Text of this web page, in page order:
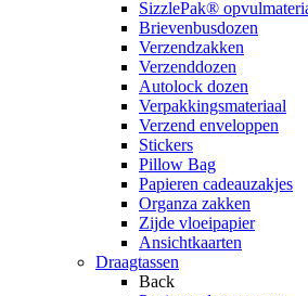
SizzlePak®
Brievenbusdozen
Verzendzakken
Verzenddozen
Autolock dozen
Verpakkingsmateriaal
Verzend enveloppen
Stickers
Pillow Bag
Papieren cadeauzakjes
Organza zakken
Zijde vloeipapier
Ansichtkaarten
Draagtassen
Back